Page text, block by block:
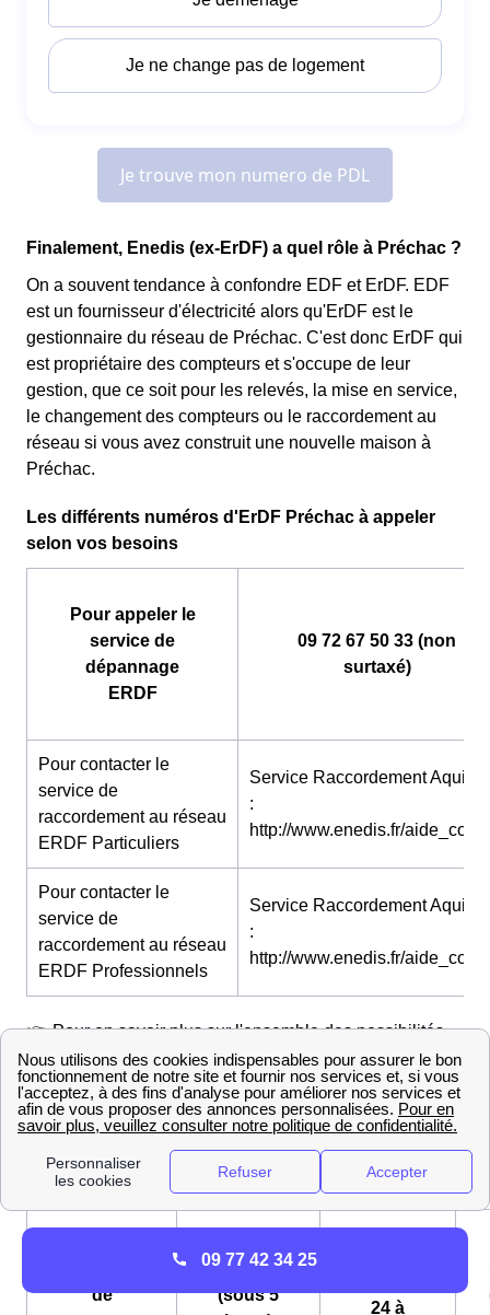
Finalement, Enedis (ex-ErDF) a quel rôle à Préchac ?
On a souvent tendance à confondre EDF et ErDF. EDF
est un fournisseur d'électricité alors qu'ErDF est le
gestionnaire du réseau de Préchac. C'est donc ErDF qui
est propriétaire des compteurs et s'occupe de leur
gestion, que ce soit pour les relevés, la mise en service,
le changement des compteurs ou le raccordement au
réseau si vous avez construit une nouvelle maison à
Préchac.
Les différents numéros d'ErDF Préchac à appeler
selon vos besoins
Pour appeler le
service de
dépannage
ERDF
09 72 67 50 33 (non
surtaxé)
Pour contacter le
service de
raccordement au réseau
ERDF Particuliers
Service Raccordement
:
http://www.enedis.fr/
Pour contacter le
service de
raccordement au réseau
ERDF Professionnels
Service Raccordement
:
http://www.enedis.fr/
👉 Pour en savoir plus sur l'ensemble des possibilités
disponibles pour joindre ErDF prenez le temps de
regarder notre article sur le contact d'ErDF.
Ouvrir un compteur électrique EDF à Préchac
compteur électriqueà Préchac vous
coûtera entre 27 et 150 euros en fonction du délai choisi.
de
Standard
(sous 5
24 à
09 77 42 34 25